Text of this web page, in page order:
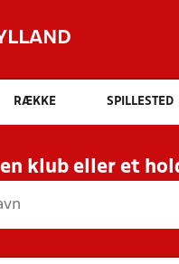
Hvad vil
INDHOLD OG
RESULTATER,
HOLD
RÆKKE SPILLESTED
en klub eller et